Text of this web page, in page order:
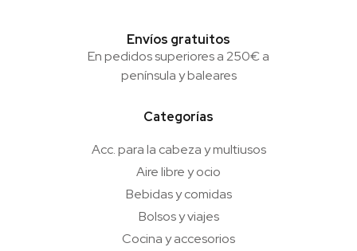
Envíos gratuitos
En pedidos superiores a 250€ a
península y baleares
Categorías
Acc. para la cabeza y multiusos
Aire libre y ocio
Bebidas y comidas
Bolsos y viajes
Cocina y accesorios